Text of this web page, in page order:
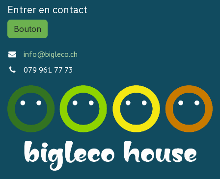
Entrer en contact
Bouton
info@bigleco.ch
079 961 77 73